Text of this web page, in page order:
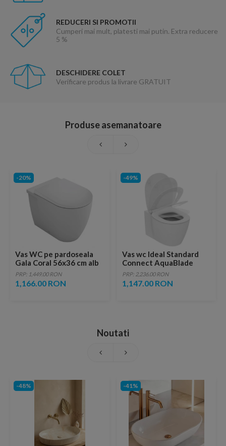
REDUCERI SI PROMOTII
Cumperi mai mult, platesti mai putin. Extra reducere
5 %
DESCHIDERE COLET
Verificare produs la livrare GRATUIT
Produse asemanatoare
-20%
Vas WC pe pardoseala
Gala Coral 56x36 cm alb
lipit de perete
PRP: 1,449.00 RON
1,166.00 RON
-49%
Vas wc Ideal Standard
Connect AquaBlade
36,5x54 cm cu montaj
suspendat si fixare
ascunsa
PRP: 2,236.00 RON
1,147.00 RON
Noutati
-48% -41%